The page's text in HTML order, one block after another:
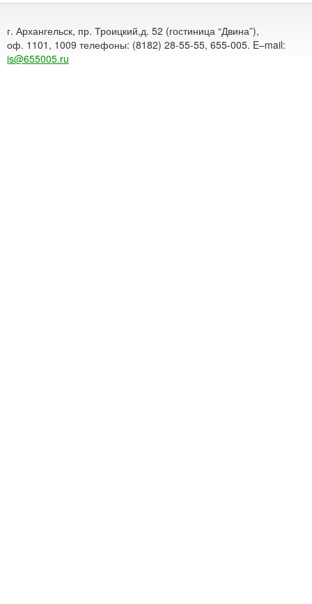
г. Архангельск, пр. Троицкий,д. 52 (гостиница “Двина”),
оф. 1101, 1009 телефоны: (8182) 28-55-55, 655-005. E–mail:
is@655005.ru